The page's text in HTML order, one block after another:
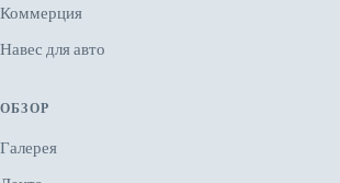
Коммерция
Навес для авто
ОБЗОР
Галерея